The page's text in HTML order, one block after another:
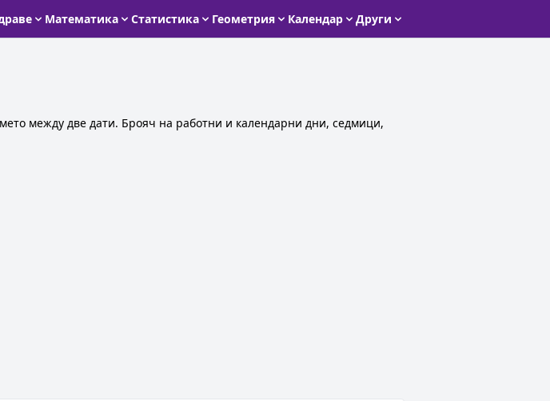
Математика Статистика Геометрия Календар Други
между две дати. Брояч на работни и календарни дни, седмици,